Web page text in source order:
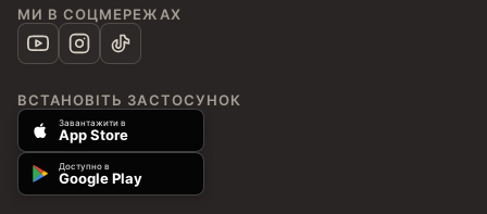
МИ В СОЦМЕРЕЖАХ
ВСТАНОВІТЬ ЗАСТОСУНОК
Завантажити в
App Store
Доступно в
Google Play